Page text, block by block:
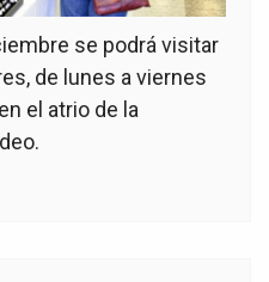
se podrá visitar
de lunes a viernes
el atrio de la